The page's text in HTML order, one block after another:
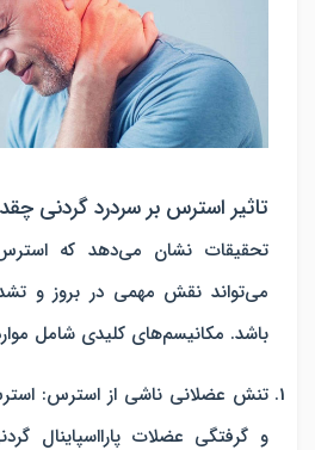
تاثیر استرس بر سردرد گردنی
تحقیقات نشان می‌دهد که استرس
می‌تواند نقش مهمی در بروز و
باشد. مکانیسم‌های کلیدی شامل
تنش عضلانی ناشی از استرس:
و گرفتگی عضلات پارااسپاینال